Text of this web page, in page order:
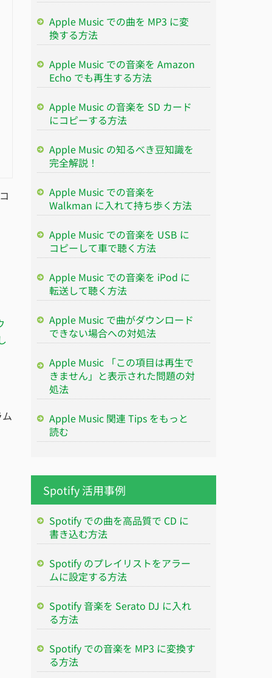
Apple Music での曲を MP3 に変
換する方法
Apple Music での音楽を Amazon
Echo でも再生する方法
Apple Music の音楽を SD カード
にコピーする方法
Apple Music の知るべき豆知識を
完全解説！
Apple Music での音楽を
Walkman に入れて持ち歩く方法
Apple Music での音楽を USB に
コピーして車で聴く方法
Apple Music での音楽を iPod に
転送して聴く方法
Apple Music で曲がダウンロード
できない場合への対処法
Apple Music 「この項目は再生で
きません」と表示された問題の対
処法
Apple Music 関連 Tips をもっと
読む
Spotify 活用事例
Spotify での曲を高品質で CD に
書き込む方法
Spotify のプレイリストをアラー
ムに設定する方法
Spotify 音楽を Serato DJ に入れ
る方法
Spotify での音楽を MP3 に変換す
る方法